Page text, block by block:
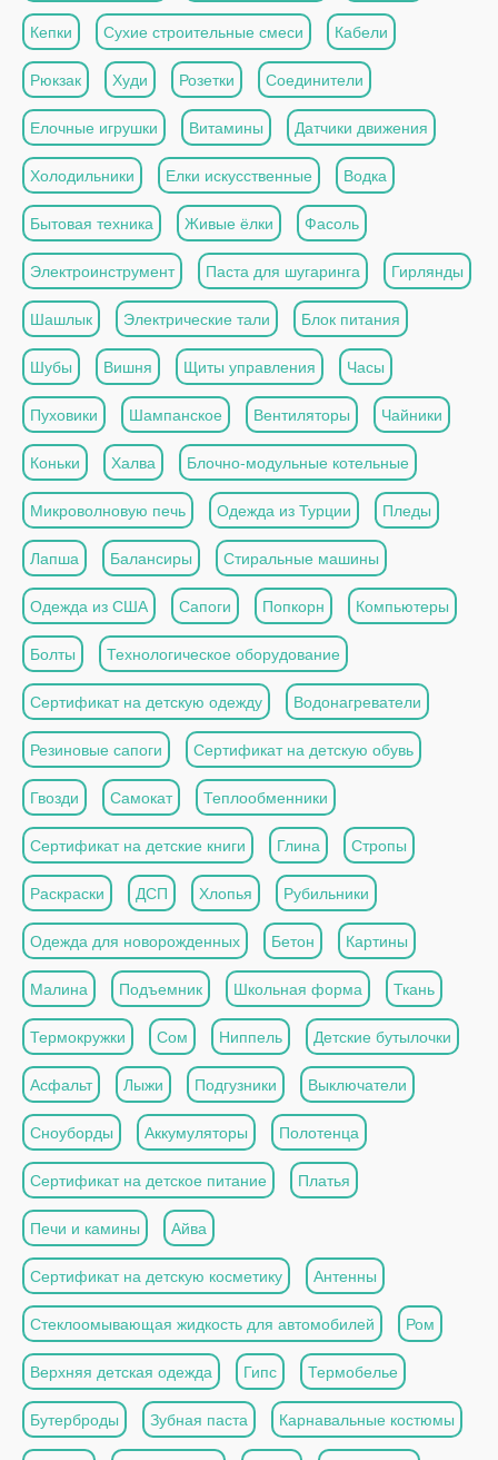
Кепки Сухие строительные смеси Кабели
Рюкзак Худи Розетки Соединители
Елочные игрушки Витамины Датчики движения
Холодильники Елки искусственные Водка
Бытовая техника Живые ёлки Фасоль
Электроинструмент Паста для шугаринга Гирлянды
Шашлык Электрические тали Блок питания
Шубы Вишня Щиты управления Часы
Пуховики Шампанское Вентиляторы Чайники
Коньки Халва Блочно-модульные котельные
Микроволновую печь Одежда из Турции Пледы
Лапша Балансиры Стиральные машины
Одежда из США Сапоги Попкорн Компьютеры
Болты Технологическое оборудование
Сертификат на детскую одежду Водонагреватели
Резиновые сапоги Сертификат на детскую обувь
Гвозди Самокат Теплообменники
Сертификат на детские книги Глина Стропы
Раскраски ДСП Хлопья Рубильники
Одежда для новорожденных Бетон Картины
Малина Подъемник Школьная форма Ткань
Термокружки Сом Ниппель Детские бутылочки
Асфальт Лыжи Подгузники Выключатели
Сноуборды Аккумуляторы Полотенца
Сертификат на детское питание Платья
Печи и камины Айва
Сертификат на детскую косметику Антенны
Стеклоомывающая жидкость для автомобилей Ром
Верхняя детская одежда Гипс Термобелье
Бутерброды Зубная паста Карнавальные костюмы